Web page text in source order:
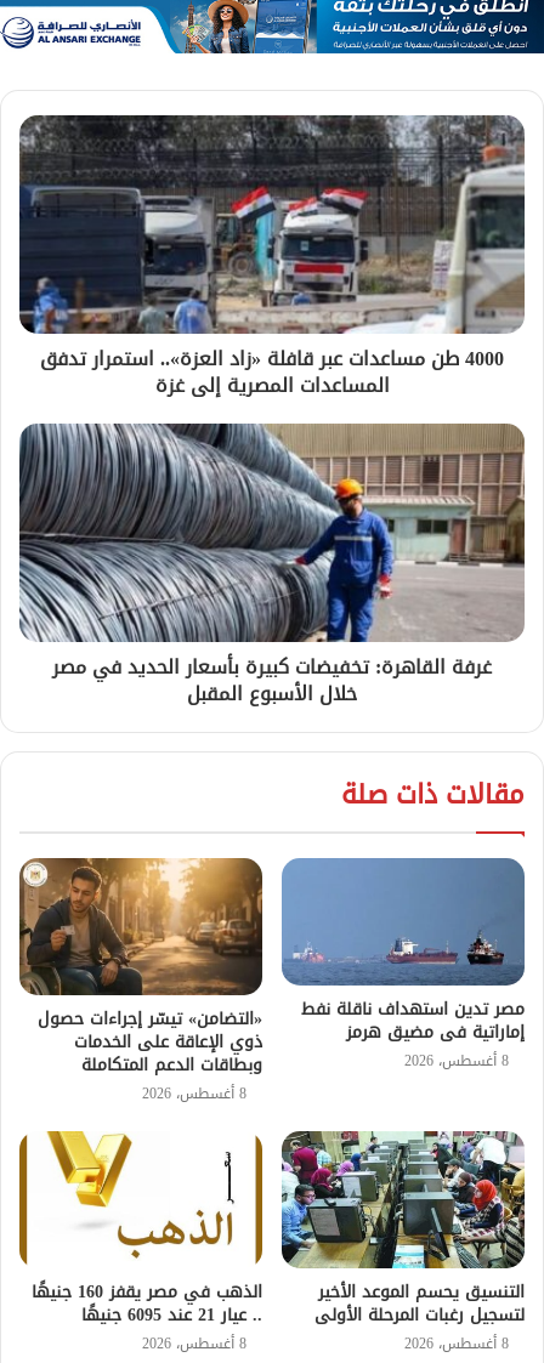
4000 طن مساعدات عبر قافلة «زاد العزة».. استمرار تدفق
المساعدات المصرية إلى غزة
غرفة القاهرة: تخفيضات كبيرة بأسعار الحديد في مصر
خلال الأسبوع المقبل
مقالات ذات صلة
مصر تدين استهداف ناقلة نفط
إماراتية فى مضيق هرمز
8 أغسطس، 2026
«التضامن» تيسّر إجراءات حصول
ذوي الإعاقة على الخدمات
وبطاقات الدعم المتكاملة
8 أغسطس، 2026
التنسيق يحسم الموعد الأخير
لتسجيل رغبات المرحلة الأولى
8 أغسطس، 2026
الذهب في مصر يقفز 160 جنيهًا
.. عيار 21 عند 6095 جنيهًا
8 أغسطس، 2026